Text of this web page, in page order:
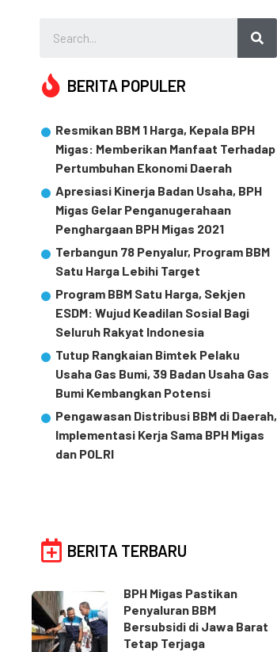
BERITA POPULER
Resmikan BBM 1 Harga, Kepala BPH
Migas: Memberikan Manfaat Terhadap
Pertumbuhan Ekonomi Daerah
Apresiasi Kinerja Badan Usaha, BPH
Migas Gelar Penganugerahaan
Penghargaan BPH Migas 2021
Terbangun 78 Penyalur, Program BBM
Satu Harga Lebihi Target
Program BBM Satu Harga, Sekjen
ESDM: Wujud Keadilan Sosial Bagi
Seluruh Rakyat Indonesia
Tutup Rangkaian Bimtek Pelaku
Usaha Gas Bumi, 39 Badan Usaha Gas
Bumi Kembangkan Potensi
Pengawasan Distribusi BBM di Daerah,
Implementasi Kerja Sama BPH Migas
dan POLRI
BERITA TERBARU
BPH Migas Pastikan
Penyaluran BBM
Bersubsidi di Jawa Barat
Tetap Terjaga